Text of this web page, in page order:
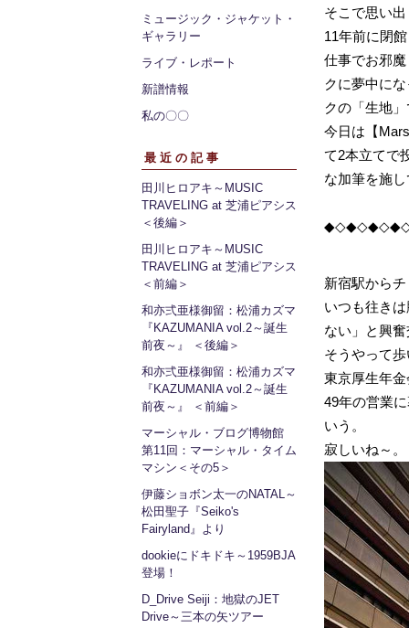
ミュージック・ジャケット・
ギャラリー
ライブ・レポート
新譜情報
私の〇〇
最近の記事
田川ヒロアキ～MUSIC
TRAVELING at 芝浦ピアシス
＜後編＞
田川ヒロアキ～MUSIC
TRAVELING at 芝浦ピアシス
＜前編＞
和亦弍亜様御留：松浦カズマ
『KAZUMANIA vol.2～誕生
前夜～』 ＜後編＞
和亦弍亜様御留：松浦カズマ
『KAZUMANIA vol.2～誕生
前夜～』 ＜前編＞
マーシャル・ブログ博物館
第11回：マーシャル・タイム
マシン＜その5＞
伊藤ショボン太一のNATAL～
松田聖子『Seiko's
Fairyland』より
dookieにドキドキ～1959BJA
登場！
D_Drive Seiji：地獄のJET
Drive～三本の矢ツアー
そこで思い
11年前に閉
仕事でお邪
クに夢中に
クの「生地
今日は【
て2本立てで
な加筆を施
新宿駅から
いつも往き
ない」と興
そうやって
東京厚生年
49年の営業
いう。
寂しいね～。